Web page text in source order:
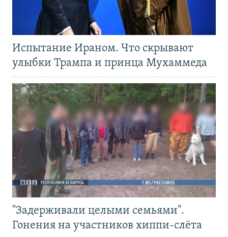
Испытание Ираном. Что скрывают
улыбки Трампа и принца Мухаммеда
"Задерживали целыми семьями".
Гонения на участников хиппи-слёта